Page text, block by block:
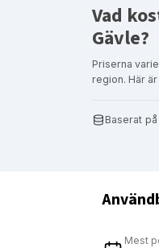
Vad
Gävle?
Priserna
region. Här
Baserat på
Mest